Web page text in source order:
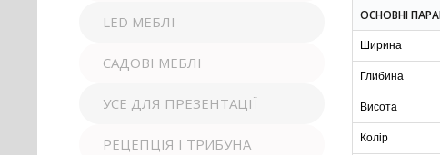
ОСНОВНІ
Ширина
Глибина
Висота
Колір
LED МЕБЛІ
САДОВІ МЕБЛІ
УСЕ ДЛЯ ПРЕЗЕНТАЦІЇ
РЕЦЕПЦІЯ І ТРИБУНА